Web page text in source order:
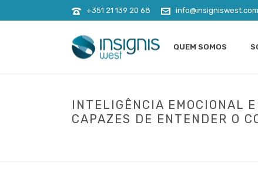
+351 21 139 20 68 info@insigniswest.com
QUEM SOMOS
INTELIGÊNCIA EMOCIONAL
CAPAZES DE ENTENDER O